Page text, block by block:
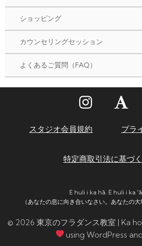
ショッピング
カウンセリングセッション
よくあるご質問（FAQ）
スタジオ会員規約 プラ
特定商取引法に基づ
E huli i ka hā. E huli i ka
（あなたの息に向き合いなさい。あなたの大
© 2026 東京のフラダンス教室 | Ka
using WordPress and